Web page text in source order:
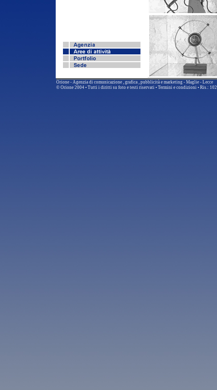
Orione - Agenzia di comunicazione , grafica , pubblicità e marketing - Maglie - Lecce
© Orione 2004 • Tutti i diritti su foto e testi riservati • Termini e condizioni • Ris.: